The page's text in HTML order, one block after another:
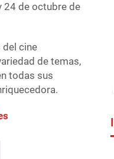
24 de octubre de
del cine
de temas,
todas sus